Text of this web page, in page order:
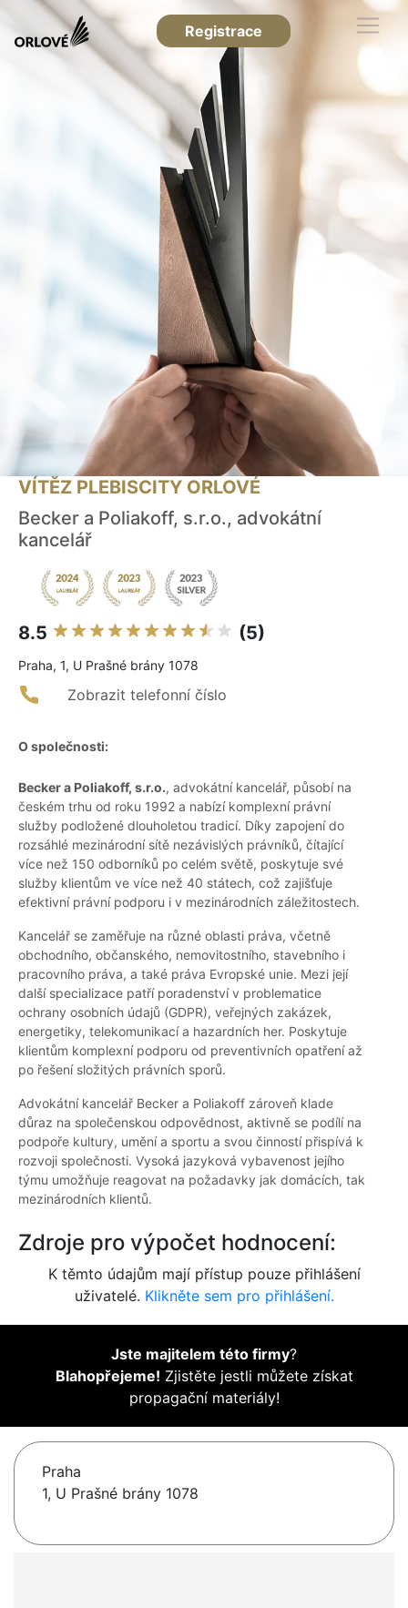
Registrace
VÍTĚZ PLEBISCITY ORLOVÉ
Becker a Poliakoff, s.r.o., advokátní
kancelář
8.5 (5)
Praha, 1, U Prašné brány 1078
Zobrazit telefonní číslo
O společnosti:
Becker a Poliakoff, s.r.o., advokátní kancelář, působí na
českém trhu od roku 1992 a nabízí komplexní právní
služby podložené dlouholetou tradicí. Díky zapojení do
rozsáhlé mezinárodní sítě nezávislých právníků, čítající
více než 150 odborníků po celém světě, poskytuje své
služby klientům ve více než 40 státech, což zajišťuje
efektivní právní podporu i v mezinárodních záležitostech.
Kancelář se zaměřuje na různé oblasti práva, včetně
obchodního, občanského, nemovitostního, stavebního i
pracovního práva, a také práva Evropské unie. Mezi její
další specializace patří poradenství v problematice
ochrany osobních údajů (GDPR), veřejných zakázek,
energetiky, telekomunikací a hazardních her. Poskytuje
klientům komplexní podporu od preventivních opatření až
po řešení složitých právních sporů.
Advokátní kancelář Becker a Poliakoff zároveň klade
důraz na společenskou odpovědnost, aktivně se podílí na
podpoře kultury, umění a sportu a svou činností přispívá k
rozvoji společnosti. Vysoká jazyková vybavenost jejího
týmu umožňuje reagovat na požadavky jak domácích, tak
mezinárodních klientů.
Zdroje pro výpočet hodnocení:
K těmto údajům mají přístup pouze přihlášení
uživatelé. Klikněte sem pro přihlášení.
Jste majitelem této firmy?
Blahopřejeme! Zjistěte jestli můžete získat
propagační materiály!
Praha
1, U Prašné brány 1078